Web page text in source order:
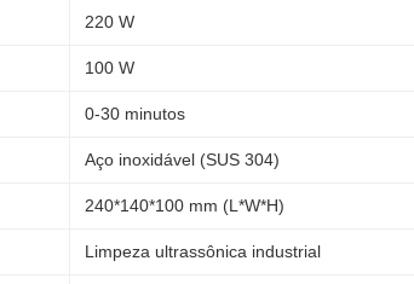
220 W
100 W
0-30 minutos
Aço inoxidável (SUS 304)
240*140*100 mm (L*W*H)
Limpeza ultrassônica industrial